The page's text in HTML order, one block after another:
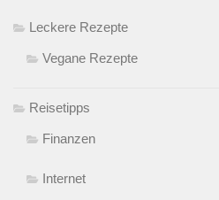
Leckere Rezepte
Vegane Rezepte
Reisetipps
Finanzen
Internet